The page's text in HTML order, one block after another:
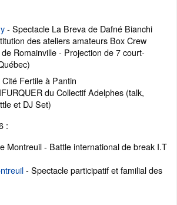
- Spectacle La Breva de Dafné Bianchi
des ateliers amateurs Box Crew
Romainville - Projection de 7 court-
Fertile à Pantin
du Collectif Adelphes (talk,
et DJ Set)
:
Montreuil - Battle international de break I.T
- Spectacle participatif et familial des